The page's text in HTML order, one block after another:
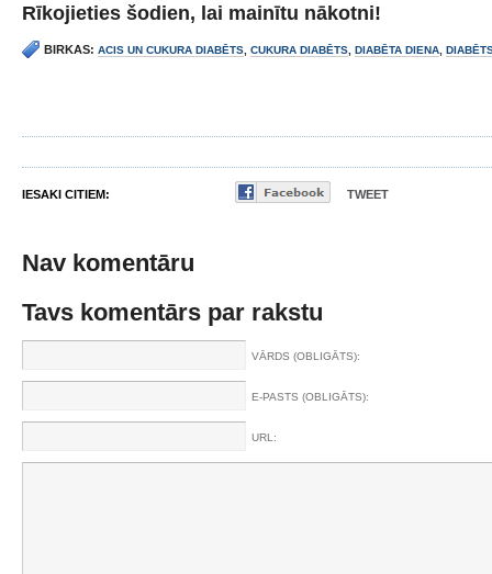
Rīkojieties šodien, lai mainītu nākotni!
BIRKAS: ACIS UN CUKURA DIABĒTS CUKURA DIABĒTS DIABĒTA DIENA
IESAKI CITIEM: TWEET
Nav komentāru
Tavs komentārs par rakstu
VĀRDS (OBLIGĀTS):
E-PASTS (OBLIGĀTS):
URL: